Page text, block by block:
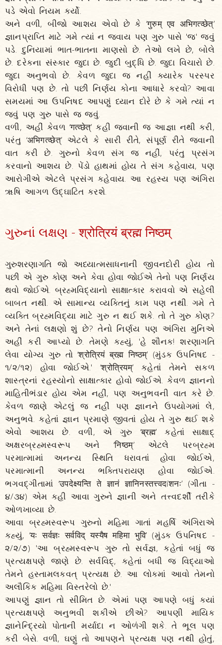
પડે એવો નિયમ કર્યો.
અને વળી, બીજો આશય એવો છે કે ‘गुरुम् एव अभिगत्व्छेत्’
જ્ઞાનપ્રાપ્તિ માટે ગમે ત્યાં ન જવાય પણ ગુરુ પાસે 'જ' જવું
પડે. દુનિયામાં ભાત-ભાતના માણસો છે. તેઓ લખે છે, બોલે
છે. દરેકના સંસ્કાર જુદા છે. જુદી બુદ્ધિ છે. જુદા વિચારો છે.
જુદા અનુભવો છે. કેવળ જુદા જ નહીં ક્યારેક પરસ્પર
વિરોધી પણ છે. તો પછી નિર્ણય કોના આધારે કરવો? આવા
સમયમાં આ ઉપનિષદ આપણું ધ્યાન દોરે છે કે ગમે ત્યાં ન
જવું પણ ગુરુ પાસે જ જવું.
વળી, અહીં કેવળ ‘गत्व्छेत्’ કહી જવાની જ આજ્ઞા નથી કરી,
પરંતુ ‘अभिगत्व्छेत्’ એટલે કે સારી રીતે, સંપૂર્ણ રીતે જવાની
વાત કરી છે. ગુરુનો કેવળ સંગ જ નહીં, પરંતુ પ્રસંગ
કરવાનો આશય છે. પેંડો હાથમાં હોય તે સંગ કહેવાય, પણ
આરોગીએ એટલે પ્રસંગ કહેવાય. આ રહસ્ય પણ અંગિરા
ૠષિ આગળ ઉદ્ઘાટિત કરશે.
ગુરુનાં લક્ષણ - श्रोत्रियं ब्रह्म निष्ठम्
ગુરુશરણાગતિ જો અધ્યાત્મસાધનાની જીવનદોરી હોય તો
પછી એ ગુરુ કોણ અને કેવા હોવા જોઈએ તેનો પણ નિર્ણય
થવો જોઈએ. બ્રહ્મવિદ્યાનો સાક્ષાત્કાર કરાવવો એ સહેલી
બાબત નથી. એ સામાન્ય વ્યક્તિનું કામ પણ નથી. ગમે તે
વ્યક્તિ બ્રહ્મવિદ્યા માટે ગુરુ ન થઈ શકે. તો તે ગુરુ કોણ?
અને તેનાં લક્ષણો શું છે? તેનો નિર્ણય પણ અંગિરા મુનિએ
અહીં કરી આપ્યો છે. તેમણે કહ્યું, 'હે શૌનક! શરણાગતિ
લેવા યોગ્ય ગુરુ તો ‘श्रोत्रियं ब्रह्म निष्ठम्’ (મુંડક ઉપનિષદ -
૧/૨/૧૨) હોવા જોઈએ.' ‘श्रोत्रियम्’ કહેતાં તેમને સકળ
શાસ્ત્રનાં રહસ્યોનો સાક્ષાત્કાર હોવો જોઈએ. કેવળ જ્ઞાનનો
માહિતીભંડાર હોય એમ નહીં, પણ અનુભવની વાત કરે છે.
કેવળ જાણે એટલું જ નહીં પણ જ્ઞાનને ઉપયોગમાં લે,
અનુભવે. કહેતાં જ્ઞાન પ્રમાણે જીવતાં હોય તે ગુરુ થઈ શકે
એવો આશય છે. વળી, એ ગુરુ ‘ब्रह्म’ કહેતાં સાક્ષાદ્
અક્ષરબ્રહ્મસ્વરૂપ અને ‘निष्ठम्’ એટલે પરબ્રહ્મ
પરમાત્મામાં અનન્ય સ્થિતિ ધરાવતાં હોવા જોઈએ,
પરમાત્માની અનન્ય ભક્તિપરાયણ હોવા જોઈએ.
ભગવદ્ગીતામાં ‘उपदेक्ष्यन्ति ते ज्ञानं ज्ञानिनस्तत्त्वदíशनः’ (ગીતા -
૪/૩૪) એમ કહી આવા ગુરુને જ્ઞાની અને તત્ત્વદર્શી તરીકે
ઓળખાવ્યા છે.
આવા બ્રહ્મસ્વરૂપ ગુરુનો મહિમા ગાતાં મહર્ષિ અંગિરાએ
કહ્યું, ‘यः सर्वज्ञः सर्वविद् यस्यैष महिमा भुवि’ (મુંડક ઉપનિષદ -
૨/૨/૭) 'આ બ્રહ્મસ્વરૂપ ગુરુ તો સર્વજ્ઞ, કહેતાં બધું જ
પ્રત્યક્ષપણે જાણે છે. સર્વવિદ્, કહેતાં બધી જ વિદ્યાઓ
તેમને હસ્તામલકવત્ પ્રત્યક્ષ છે. આ લોકમાં આવો તેમનો
અલૌકિક મહિમા વિસ્તરેલો છે.'
આપણું જ્ઞાન તો સીમિત છે. એમાં પણ આપણે બધું ક્યાં
પ્રત્યક્ષપણે અનુભવી શકીએ છીએ? આપણી માયિક
જ્ઞાનેન્દ્રિયો પોતાની મર્યાદા ન ઓળંગી શકે. તે ભૂલ પણ
કરી બેસે. વળી, ઘણું તો આપણને પ્રત્યક્ષ પણ નથી હોતું,